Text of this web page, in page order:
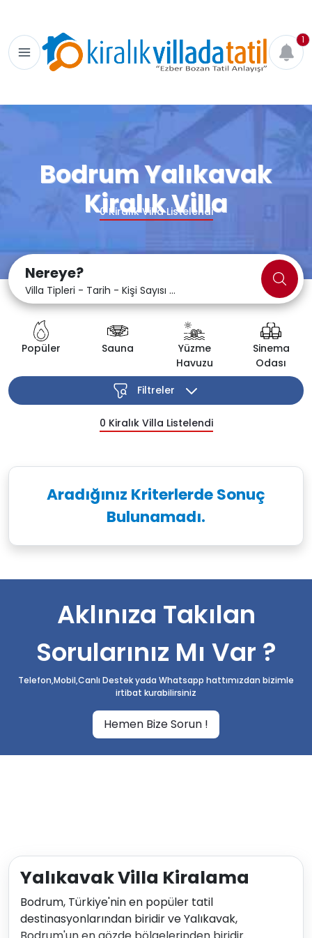
1
Bodrum Yalıkavak
Kiralık Villa
0Kiralık Villa Listelendi
Nereye?
Villa Tipleri - Tarih - Kişi Sayısı ...
Popüler Sauna
Yüzme
Havuzu
Sinema
Odası
0 Kiralık Villa Listelendi
Filtreler
Aradığınız Kriterlerde Sonuç
Bulunamadı.
Aklınıza Takılan
Sorularınız Mı Var ?
Telefon,Mobil,Canlı Destek yada Whatsapp hattımızdan bizimle
irtibat kurabilirsiniz
Hemen Bize Sorun !
Yalıkavak Villa Kiralama
Bodrum, Türkiye'nin en popüler tatil
destinasyonlarından biridir ve Yalıkavak,